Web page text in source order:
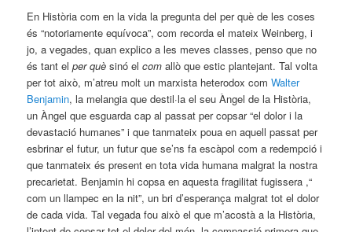
En Història com en la vida la pregunta del per què de les coses
és “notoriamente equívoca”, com recorda el mateix Weinberg, i
jo, a vegades, quan explico a les meves classes, penso que no
és tant elper quèsinó elcomallò que estic plantejant. Tal volta
per tot això, m’atreu molt un marxista heterodox comWalter
Benjamin, la melangia que destil·la el seu Àngel de la Història,
un Àngel que esguarda cap al passat per copsar “el dolor i la
devastació humanes” i que tanmateix poua en aquell passat per
esbrinar el futur, un futur que se’ns fa escàpol com a redempció i
que tanmateix és present en tota vida humana malgrat la nostra
precarietat. Benjamin hi copsa en aquesta fragilitat fugissera ,“
com un llampec en la nit”, un bri d’esperança malgrat tot el dolor
de cada vida. Tal vegada fou això el que m’acostà a la Història,